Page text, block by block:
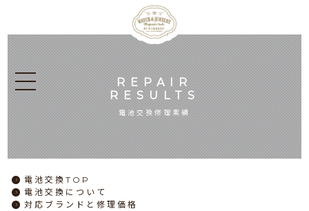
REPAIR
RESULTS
電池交換修理実績
電池交換TOP
電池交換 について
対応ブランドと修理価格